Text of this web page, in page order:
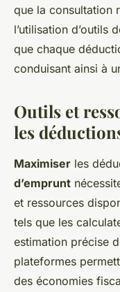
que la consultation
l’utilisation d’outils
que chaque
conduisant ainsi à
Outils et
les
Maximiser les
d’emprunt
et ressources
tels que les
estimation précise
plateformes
des économies